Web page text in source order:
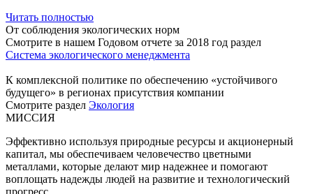
Читать полностью
От соблюдения экологических норм
Смотрите в нашем Годовом отчете за 2018 год раздел
Система экологического менеджмента
К комплексной политике по обеспечению «устойчивого
будущего» в регионах присутствия компании
Смотрите раздел Экология
МИССИЯ
Эффективно используя природные ресурсы и акционерный
капитал, мы обеспечиваем человечество цветными
металлами, которые делают мир надежнее и помогают
воплощать надежды людей на развитие и технологический
прогресс